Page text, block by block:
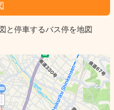
と停車するバス停を地図